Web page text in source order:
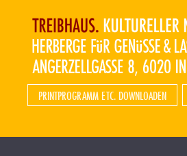
PRINTPROGRAMM ETC. DOWNLOADEN